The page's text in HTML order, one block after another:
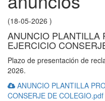
(18-05-2026 )
ANUNCIO PLANTILLA
EJERCICIO
Plazo de presentación de
2026.
ANUNCIO PLANTILLA
CONSERJE DE COLEGIO.pdf